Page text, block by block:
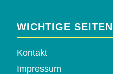
WICHTIGE SEITEN
Kontakt
Impressum